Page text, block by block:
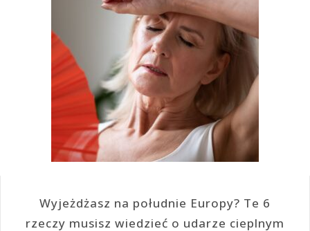
Wyjeżdżasz na południe Europy? Te 6
rzeczy musisz wiedzieć o udarze cieplnym